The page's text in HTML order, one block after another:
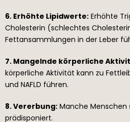
6. Erhöhte Lipidwerte: Erhöhte
Cholesterin (schlechtes
Fettansammlungen in der Leber
7. Mangelnde körperliche
körperliche Aktivität kann zu
und NAFLD führen.
8. Vererbung: Manche Menschen
prädisponiert.